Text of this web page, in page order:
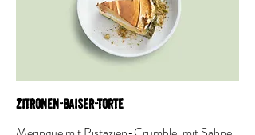
Zitronen-Baiser-Torte